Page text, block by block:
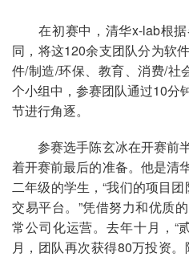
在初赛中，清华x-lab根据
同，将这120余支团队分为软
件/制造/环保、教育、消费/社
个小组中，参赛团队通过10分
节进行角逐。
参赛选手陈玄冰在开赛前
着开赛前最后的准备。他是清
二年级的学生，“我们的项目
交易平台。”凭借努力和优质
常公司化运营。去年十月，“
月，团队再次获得80万投资。